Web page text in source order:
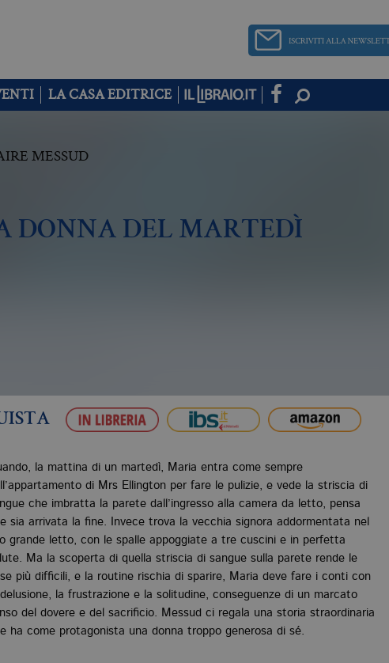
LA CASA EDITRICE
MESSUD
DONNA DEL MARTEDÌ
la mattina di un martedì, Maria entra come sempre
di Mrs Ellington per fare le pulizie, e vede la striscia di
che imbratta la parete dall’ingresso alla camera da letto, pensa
sia arrivata la fine. Invece trova la vecchia signora addormentata nel
grande letto, con le spalle appoggiate a tre cuscini e in perfetta
Ma la scoperta di quella striscia di sangue sulla parete rende le
più difficili, e la routine rischia di sparire, Maria deve fare i conti con
la frustrazione e la solitudine, conseguenze di un marcato
del dovere e del sacrificio. Messud ci regala una storia straordinaria
ha come protagonista una donna troppo generosa di sé.